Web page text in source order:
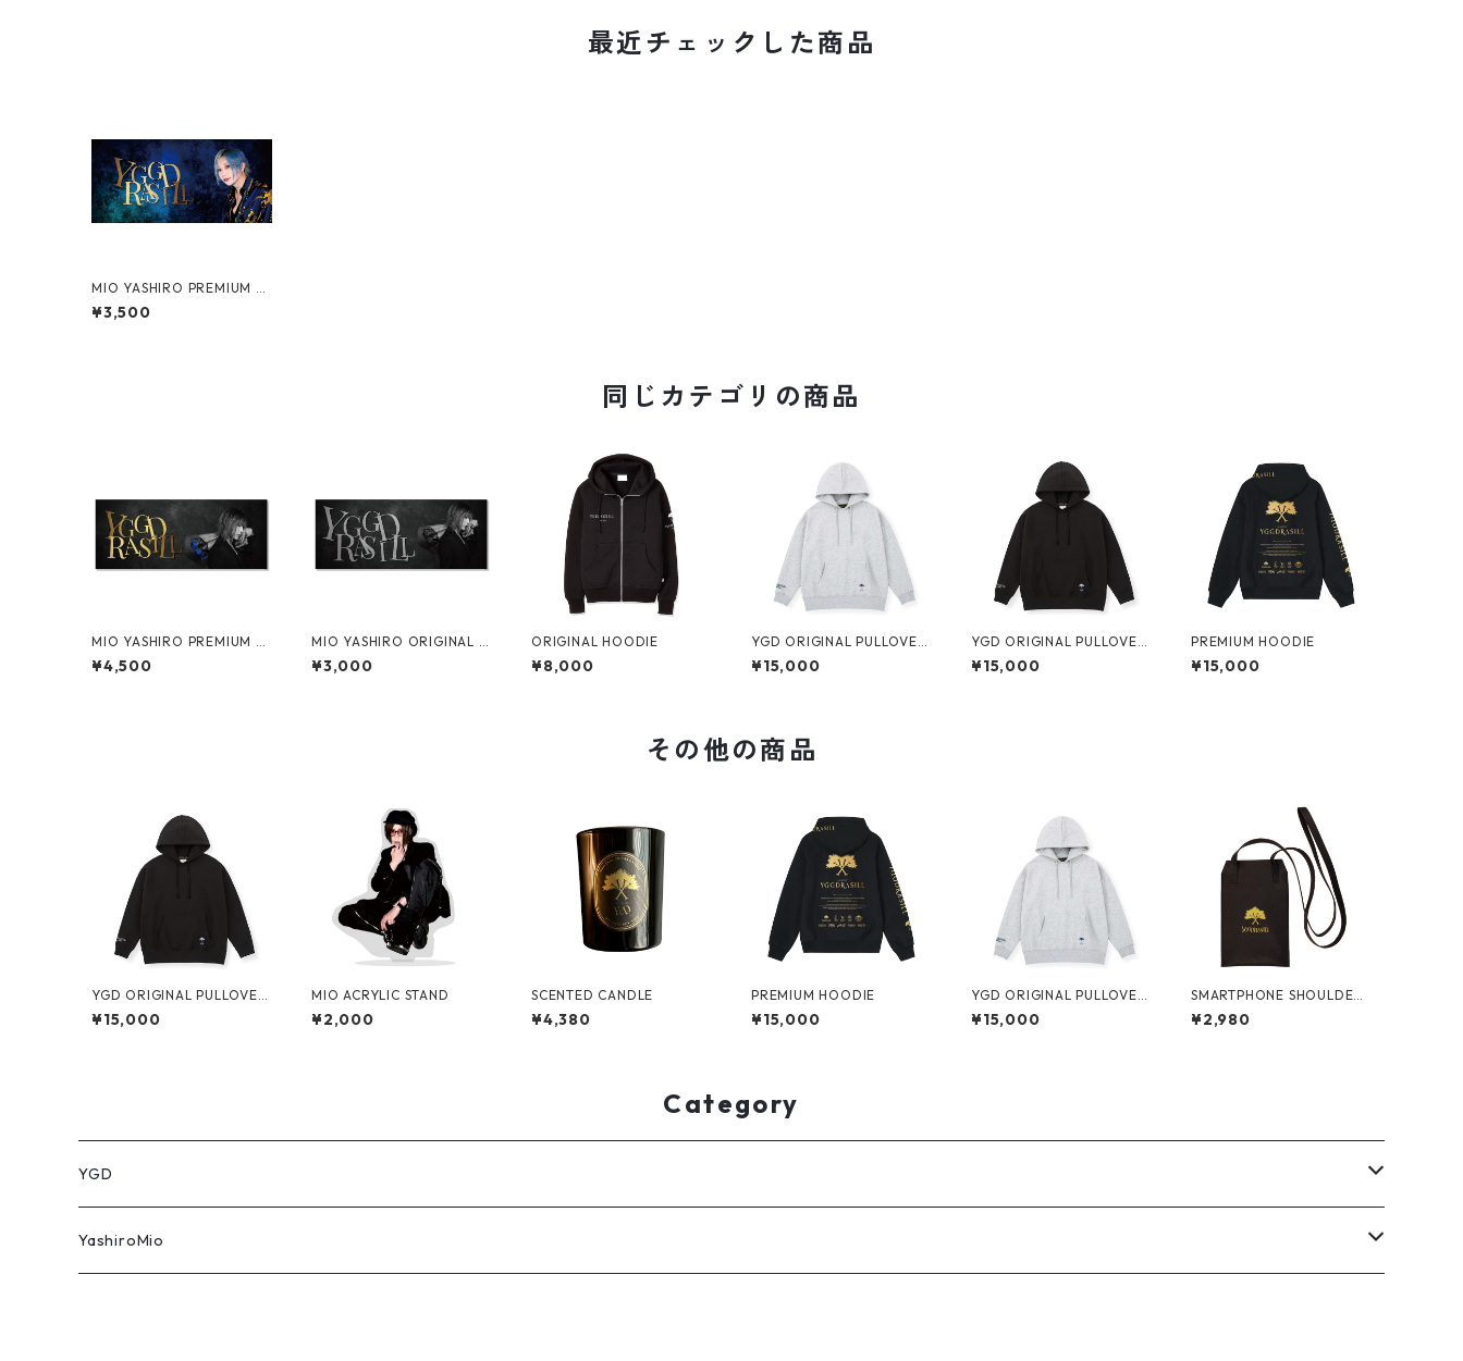
最近チェックした商品
MIO YASHIRO PREMIUM T
OWEL2
¥3,500
同じカテゴリの商品
MIO YASHIRO PREMIUM T
OWEL
¥4,500
MIO YASHIRO ORIGINAL T
OWEL
¥3,000
ORIGINAL HOODIE
¥8,000
YGD ORIGINAL PULLOVER
HOODIE【GREY】
¥15,000
YGD ORIGINAL PULLOVER
HOODIE【BLACK】
¥15,000
PREMIUM HOODIE
¥15,000
その他の商品
YGD ORIGINAL PULLOVER
HOODIE【BLACK】
¥15,000
MIO ACRYLIC STAND
¥2,000
SCENTED CANDLE
¥4,380
PREMIUM HOODIE
¥15,000
YGD ORIGINAL PULLOVER
HOODIE【GREY】
¥15,000
SMARTPHONE SHOULDER
BAG
¥2,980
Category
YGD
パーカー
YashiroMio